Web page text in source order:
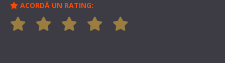
ACORDĂ UN RATING: